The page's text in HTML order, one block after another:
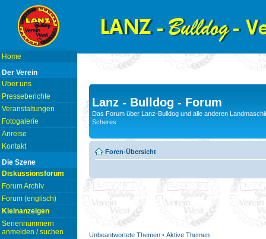
Home
Der Verein
Über uns
Presseberichte
Veranstaltungen
Fotogalerie
Anreise
Kontakt
Die Szene
Diskussionsforum
Forum Archiv
Forum (englisch)
Kleinanzeigen
Seriennummern
anmelden / suchen
Lanz - Bulldog - Forum
Das Forum über Lanz-Bulldog und alle anderen
Scheres
Foren-Übersicht
Unbeantwortete Themen • Aktive Themen